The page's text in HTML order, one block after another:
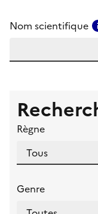
Nom scientifique
Règne
Genre